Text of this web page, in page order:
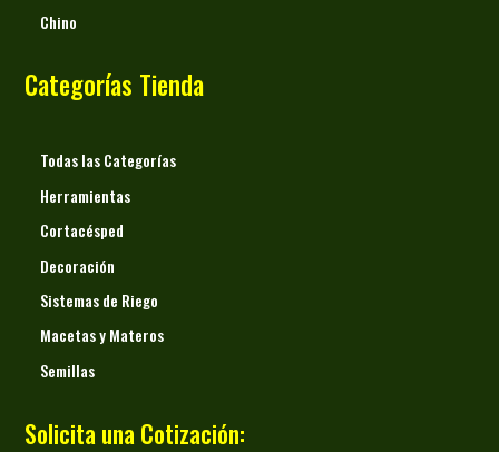
Chino
Categorías Tienda
Todas las Categorías
Herramientas
Cortacésped
Decoración
Sistemas de Riego
Macetas y Materos
Semillas
Solicita una Cotización: